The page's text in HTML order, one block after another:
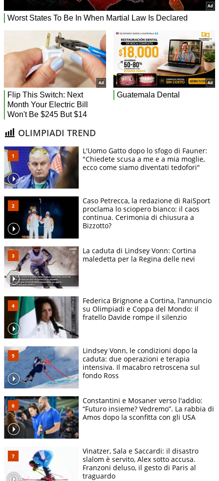
OLIMPIADI TREND
L'Uomo Gatto dopo lo sfogo di Fauner:
"Chiedete scusa a me e a mia moglie,
ecco come siamo diventati tedofori"
Caso Petrecca, la redazione di RaiSport
proclama lo sciopero bianco: il caos
continua. Cerimonia di chiusura a
Bizzotto?
La caduta di Lindsey Vonn: Cortina
maledetta per la Regina delle nevi
Federica Brignone a Cortina, l'annuncio
su Olimpiadi e Coppa del Mondo: il
fratello Davide rompe il silenzio
Lindsey Vonn, le condizioni dopo la
caduta: due operazioni e terapia
intensiva. Il macabro retroscena sul
fondo Ross
Constantini e Mosaner verso l'addio:
“Futuro insieme? Vedremo”. La rabbia di
Amos dopo la sconfitta con gli USA
Vinatzer, Sala e Saccardi: il disastro
slalom è servito, Alex sotto accusa.
Franzoni deluso, il gesto di Paris al
traguardo